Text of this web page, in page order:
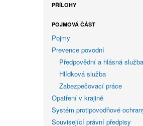
PŘÍLOHY
POJMOVÁ ČÁST
Pojmy
Prevence povodní
Předpovědní a hlásná služba
Hlídková služba
Zabezpečovací práce
Opatření v krajině
Systém protipovodňové
Související právní předpisy